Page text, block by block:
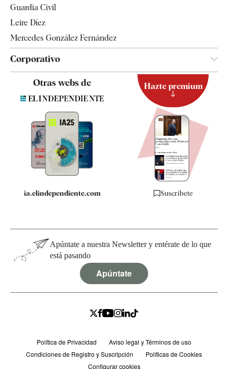
Guardia Civil
Leire Díez
Mercedes González Fernández
Corporativo
Contacto
Quiénes somos
Especificaciones
Otras webs de
ia.elindependiente.com
Hazte premium
Suscríbete
Apúntate a nuestra Newsletter y entérate de lo que
está pasando
Apúntate
Política de Privacidad
Aviso legal y Términos de uso
Condiciones de Registro y Suscripción
Políticas de Cookies
Configurar cookies